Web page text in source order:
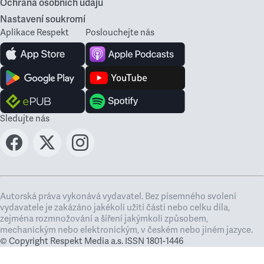
Ochrana osobních údajů
Nastavení soukromí
Aplikace Respekt Poslouchejte nás
Sledujte nás
Autorská práva vykonává vydavatel. Bez písemného svolení
vydavatele je zakázáno jakékoli užití částí nebo celku díla,
zejména rozmnožování a šíření jakýmkoli způsobem,
mechanickým nebo elektronickým, v českém nebo jiném jazyce.
© Copyright Respekt Media a.s. ISSN 1801-1446